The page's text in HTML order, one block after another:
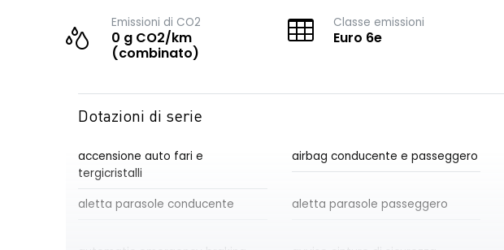
Emissioni di CO2
0 g CO2/km
(combinato)
Classe emissioni
Euro 6e
Dotazioni di serie
accensione auto fari e
tergicristalli
airbag conducente e passeggero
aletta parasole conducente
aletta parasole passeggero